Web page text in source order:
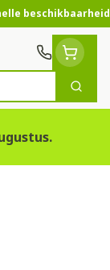
beschikbaarheid
Zoek